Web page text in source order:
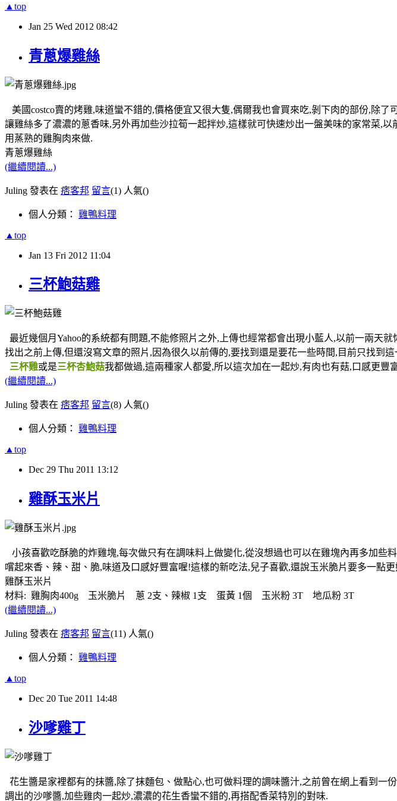
▲top
Jan 25 Wed 2012 08:42
青蔥爆雞絲
美國costco賣的烤雞,味道蠻不錯的,價格便宜又很大隻,偶爾我也會買來吃,剝下肉的部份,除
讓雞絲多了濃濃的蔥香味,另外再加些沙拉筍一起拌炒,這樣就可快速炒出一盤美味的家常菜,
用蒸熟的雞胸肉來做.
青蔥爆雞絲
(繼續閱讀...)
Juling 發表在 痞客邦 留言(1) 人氣()
個人分類： 雞鴨料理
▲top
Jan 13 Fri 2012 11:04
三杯鮑菇雞
最近幾個月Yahoo的系統都有問題,不能修照片之外,上傳也經常都會出現小藍人,以前一兩天
找出之前上傳,但還沒寫文章的照片,因為很久以前傳的,要找到還是要花一些時間,目前只找到
三杯雞或是三杯杏鮑菇我都做過,這兩種家人都愛,所以這次加在一起炒,有肉也有菇,口感更豐
(繼續閱讀...)
Juling 發表在 痞客邦 留言(8) 人氣()
個人分類： 雞鴨料理
▲top
Dec 29 Thu 2011 13:12
雞酥玉米片
小孩喜歡吃酥脆的炸雞塊,每次做只有在調味料上做變化,從沒想過也可以在雞塊內再多加些
嚐起來香、辣、甜、脆,味道及口感好豐富喔!這樣的新吃法,兒子喜歡,還說玉米脆片要多一點更
雞酥玉米片
材料: 雞胸肉400g 玉米脆片 蔥 2支、辣椒 1支 蛋黃 1個 玉米粉 3T 地瓜粉 3T
(繼續閱讀...)
Juling 發表在 痞客邦 留言(11) 人氣()
個人分類： 雞鴨料理
▲top
Dec 20 Tue 2011 14:48
沙嗲雞丁
花生醬是家裡都有的抹醬,除了抹麵包、做點心,也可做料理的調味醬汁,之前曾在網上看到
調出的沙嗲醬,加些雞肉一起炒,濃濃的花生香蠻不錯的,再搭配香菜特別的對味.